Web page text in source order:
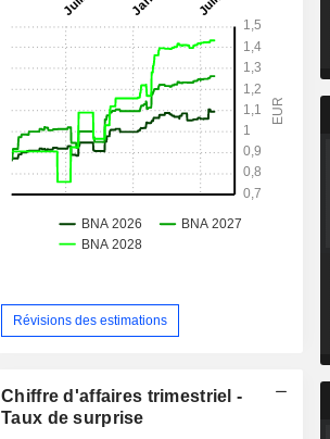
Révisions des estimations
Chiffre d'affaires trimestriel -
Taux de surprise